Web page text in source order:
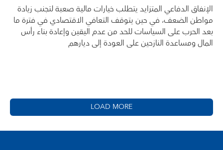
الإنفاق الدفاعي المتزايد يتطلب خيارات مالية صعبة لتجنب زيادة
مواطن الضعف، في حين يتوقف التعافي الاقتصادي في فترة ما
بعد الحرب على السياسات للحد من عدم اليقين وإعادة بناء رأس
المال ومساعدة النازحين على العودة إلى ديارهم
LOAD MORE